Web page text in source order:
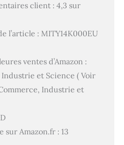
client : 4,3 sur
l’article : MITY14K000EU
ventes d’Amazon :
Industrie et Science ( Voir
Industrie et
sur Amazon.fr : 13